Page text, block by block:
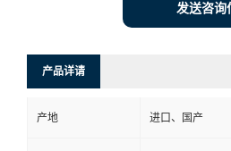
发送咨询
产品详请
产地 进口、国产